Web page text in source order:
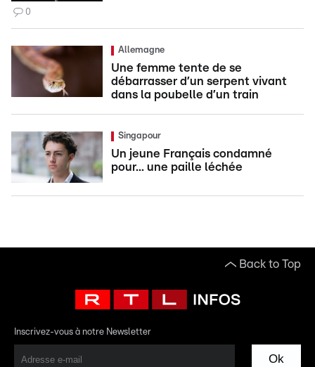
0
Allemagne
Une femme tente de se
débarrasser d’un serpent vivant
dans la poubelle d’un train
Singapour
Un jeune Français condamné
pour... une paille léchée
Back to Top
Inscrivez-vous à notre Newsletter
Ok